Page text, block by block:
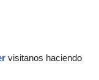
visitanos haciendo